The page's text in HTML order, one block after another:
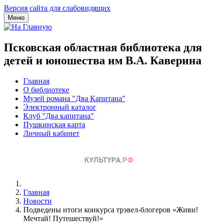
Версия сайта для слабовидящих
Меню
Псковская областная библиотека для
детей и юношества им В.А. Каверина
Главная
О библиотеке
Музей романа "Два Капитана"
Электронный каталог
Клуб "Два капитана"
Пушкинская карта
Личный кабинет
Главная
Новости
Подведены итоги конкурса трэвел-блогеров «Живи!
Мечтай! Путешествуй!»